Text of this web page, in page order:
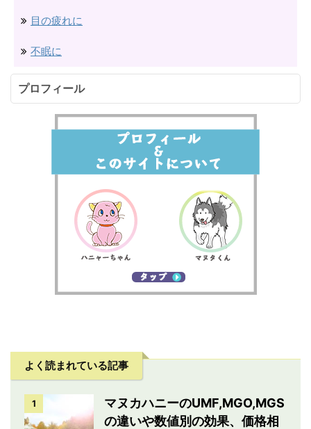
目の疲れに
不眠に
プロフィール
よく読まれている記事
1
マヌカハニーのUMF,MGO,MGS
の違いや数値別の効果、価格相